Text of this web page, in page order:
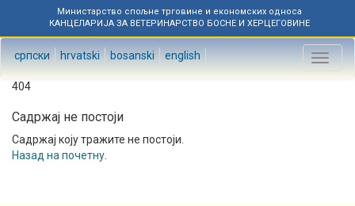
Министарство спољне трговине и економских односа
КАНЦЕЛАРИЈА ЗА ВЕТЕРИНАРСТВО БОСНЕ И ХЕРЦЕГОВИНЕ
српски hrvatski bosanski english
Toggle
404
Садржај не постоји
Садржај коју тражите не постоји.
Назад на почетну